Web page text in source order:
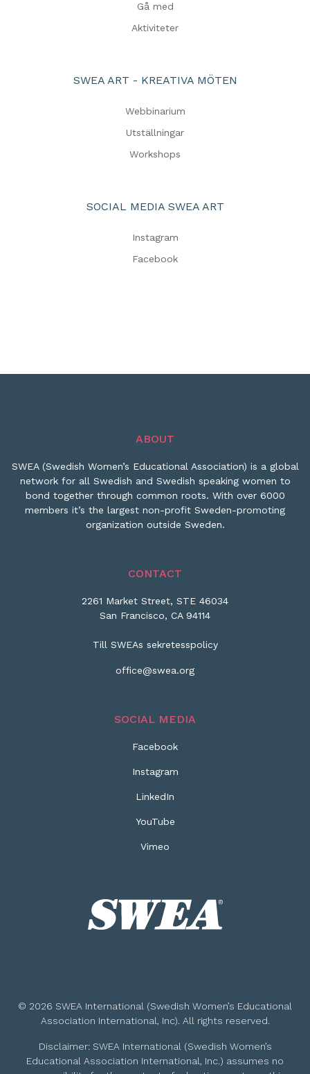
Gå med
Aktiviteter
SWEA ART - KREATIVA MÖTEN
Webbinarium
Utställningar
Workshops
SOCIAL MEDIA SWEA ART
Instagram
Facebook
ABOUT
SWEA (Swedish Women’s Educational Association) is a global
network for all Swedish and Swedish speaking women to
bond together through common roots. With over 6000
members it’s the largest non-profit Sweden-promoting
organization outside Sweden.
CONTACT
2261 Market Street, STE 46034
San Francisco, CA 94114
Till SWEAs sekretesspolicy
office@swea.org
SOCIAL MEDIA
Facebook
Instagram
LinkedIn
YouTube
Vimeo
© 2026 SWEA International (Swedish Women’s Educational
Association International, Inc). All rights reserved.
Disclaimer: SWEA International (Swedish Women’s
Educational Association International, Inc.) assumes no